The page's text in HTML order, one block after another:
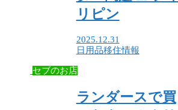
リピン
2025.12.31
日用品移住情報
セブのお店
ランダースで買